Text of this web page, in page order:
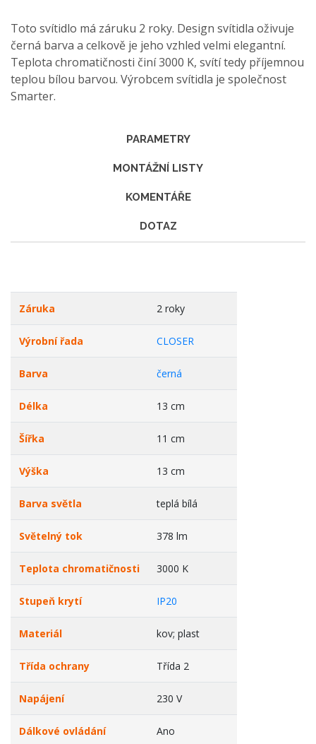
Toto svítidlo má záruku 2 roky. Design svítidla oživuje
černá barva a celkově je jeho vzhled velmi elegantní.
Teplota chromatičnosti činí 3000 K, svítí tedy příjemnou
teplou bílou barvou. Výrobcem svítidla je společnost
Smarter.
PARAMETRY
MONTÁŽNÍ LISTY
KOMENTÁŘE
DOTAZ
Záruka 2 roky
Výrobní řada CLOSER
Barva černá
Délka 13 cm
Šířka 11 cm
Výška 13 cm
Barva světla teplá bílá
Světelný tok 378 lm
Teplota chromatičnosti 3000 K
Stupeň krytí IP20
Materiál kov; plast
Třída ochrany Třída 2
Napájení 230 V
Dálkové ovládání Ano